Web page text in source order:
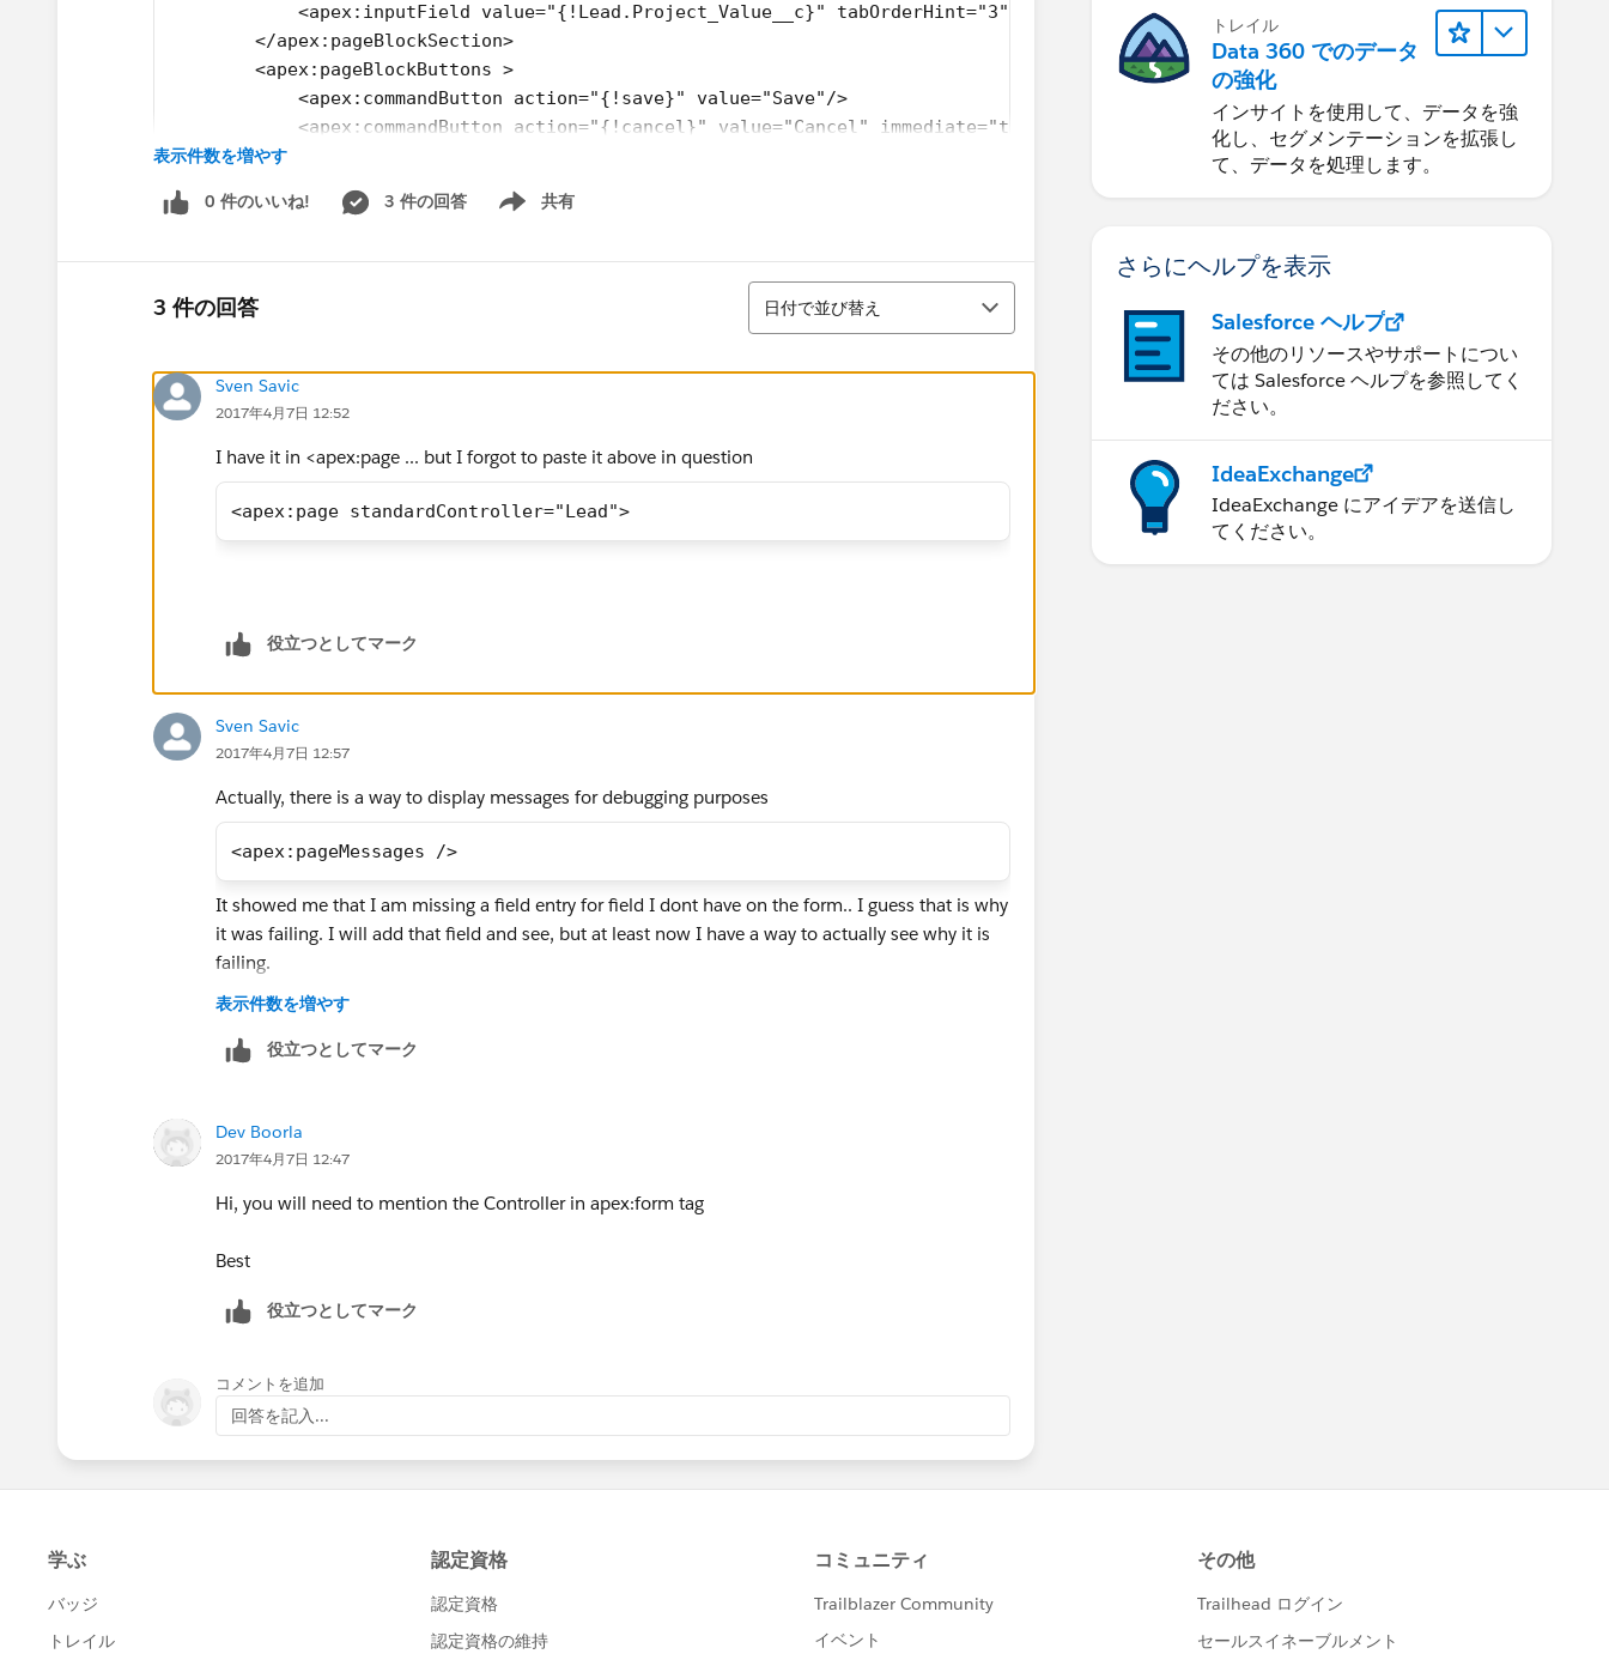
            <apex:inputField value="{!Lead.Project_Value__c}" tabOrderHint="3"/>
        </apex:pageBlockSection>
        <apex:pageBlockButtons >
            <apex:commandButton action="{!save}" value="Save"/>
            <apex:commandButton action="{!cancel}" value="Cancel" immediate="true"/>
        </apex:pageBlockButtons>
    </apex:pageBlock>
</apex:form>
表示件数を増やす
0 件のいいね! 3 件の回答 共有
Show menu
3 件の回答
並び替え
日付で並び替え
Sven Savic
2017年4月7日 12:52
I have it in <apex:page ... but I forgot to paste it above in question
<apex:page standardController="Lead">
役立つとしてマーク
Sven Savic
2017年4月7日 12:57
Actually, there is a way to display messages for debugging purposes
<apex:pageMessages />
It showed me that I am missing a field entry for field I dont have on the form.. I guess that is why
it was failing. I will add that field and see, but at least now I have a way to actually see why it is
failing.
表示件数を増やす
役立つとしてマーク
Dev Boorla
2017年4月7日 12:47
Hi, you will need to mention the Controller in apex:form tag
Best
役立つとしてマーク
コメントを追加
回答を記入...
トレイル
Data 360 でのデータ
の強化
インサイトを使用して、データを強
化し、セグメンテーションを拡張し
て、データを処理します。
さらにヘルプを表示
Salesforce ヘルプ
その他のリソースやサポートについ
ては Salesforce ヘルプを参照してく
ださい。
IdeaExchange
IdeaExchange にアイデアを送信し
てください。